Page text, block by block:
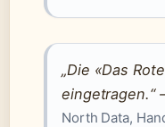
„Die «Das
eingetragen.“
North Data,